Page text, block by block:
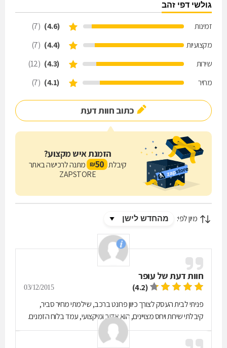
גולשי דפי זהב
זמינות (4.6)
(7)
מקצועיות
(4.4)
(7)
שירות
(4.3)
(12)
מחיר
(4.1)
(7)
כתוב חוות דעת
הזמנת איש מקצוע?
קיבלת 50
₪ מתנה לרכישה באתר
ZAPSTORE
מיון לפי:
חוות דעת של עופר
(4.2)
03/12/2015
פניתי לבית העסק לצורך כיוון פרונט ברכב, שילמתי מחיר סביר,
קיבלתי שירות ויחס מצויינים, הוא אדיב ומיקצועי, עמד בלוח הזמנים.